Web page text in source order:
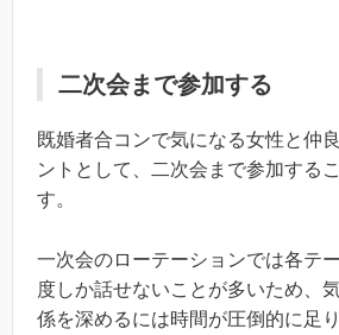
二次会まで参加する
既婚者合コンで気になる女性と仲
ントとして、二次会まで参加する
す。
一次会のローテーションでは各テ
度しか話せないことが多いため、
係を深めるには時間が圧倒的に足り